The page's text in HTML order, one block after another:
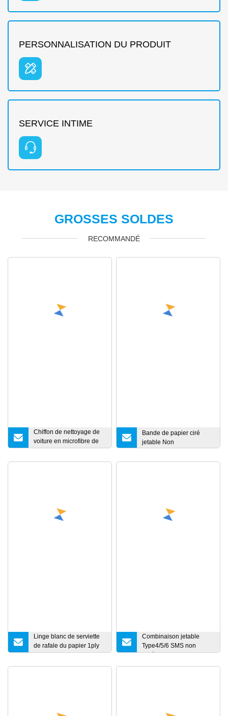
PERSONNALISATION DU PRODUIT
SERVICE INTIME
GROSSES SOLDES
RECOMMANDÉ
Chiffon de nettoyage de
voiture en microfibre de
serviette en microfibre
Bande de papier ciré
jetable Non
Linge blanc de serviette
de rafale du papier 1ply
d'Airlaid comme le tissu
Combinaison jetable
Type4/5/6 SMS non
tissés, bandes